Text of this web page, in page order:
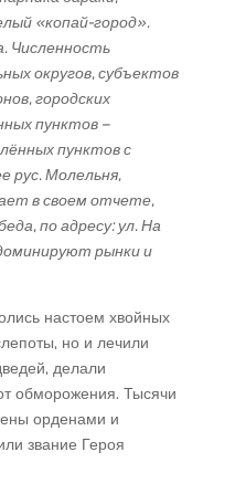
«копай-город».
Численность
округов, субъектов
городских
пунктов –
пунктов с
рус. Молельня,
в своем отчете,
по адресу: ул. На
рынки и
настоем хвойных
но и лечили
делали
обморожения. Тысячи
орденами и
звание Героя